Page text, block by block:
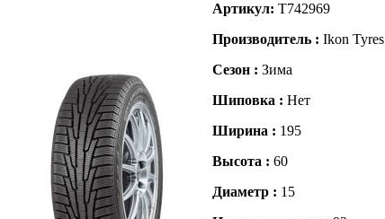
Артикул: T742969
Производитель : Ikon Tyres
Сезон : Зима
Шиповка : Нет
Ширина : 195
Высота : 60
Диаметр : 15